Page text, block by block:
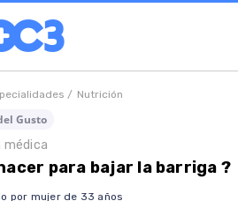
/ Nutrición
Gusto
médica
para bajar la barriga ?
por mujer de 33 años